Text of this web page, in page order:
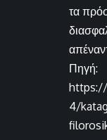
τα
Πηγή:
https://
4/